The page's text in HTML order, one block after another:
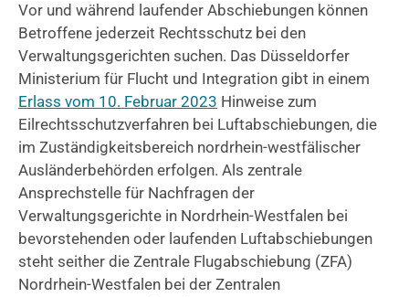
Vor und während laufender Abschiebungen können
Betroffene jederzeit Rechtsschutz bei den
Verwaltungsgerichten suchen. Das Düsseldorfer
Ministerium für Flucht und Integration gibt in einem
Erlass vom 10. Februar 2023 Hinweise zum
Eilrechtsschutzverfahren bei Luftabschiebungen, die
im Zuständigkeitsbereich nordrhein-westfälischer
Ausländerbehörden erfolgen. Als zentrale
Ansprechstelle für Nachfragen der
Verwaltungsgerichte in Nordrhein-Westfalen bei
bevorstehenden oder laufenden Luftabschiebungen
steht seither die Zentrale Flugabschiebung (ZFA)
Nordrhein-Westfalen bei der Zentralen